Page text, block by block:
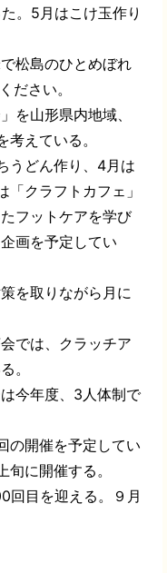
。 5月はこけ玉作り
松島のひとめぼれ
ださい。
を山形県内地域、
考えている。
うどん作り、 4月は
「クラフトカフェ」
フットケアを学び
画を予定してい
を取りながら月に
では、クラッチア
。
今年度、 3人体制で
の開催を予定してい
旬に開催する。
回目を迎える。９月